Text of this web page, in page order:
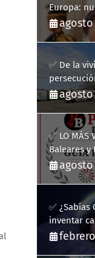
Europa:
agosto
✅ De la
y la
heredado
agosto
✅ LO MÁS
Baleares y
más de
agosto
✅
inventar
sueñas?